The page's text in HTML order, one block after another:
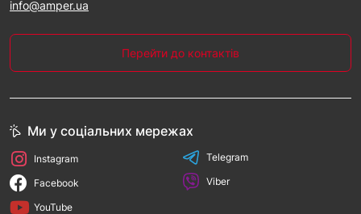
info@amper.ua
Перейти до контактів
Ми у соціальних мережах
Instagram
Facebook
YouTube
Telegram
Viber